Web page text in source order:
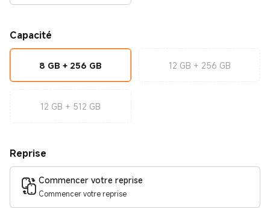
Capacité
8 GB + 256 GB 12 GB + 256 GB
12 GB + 512 GB
Reprise
Commencer votre reprise
Commencer votre reprise